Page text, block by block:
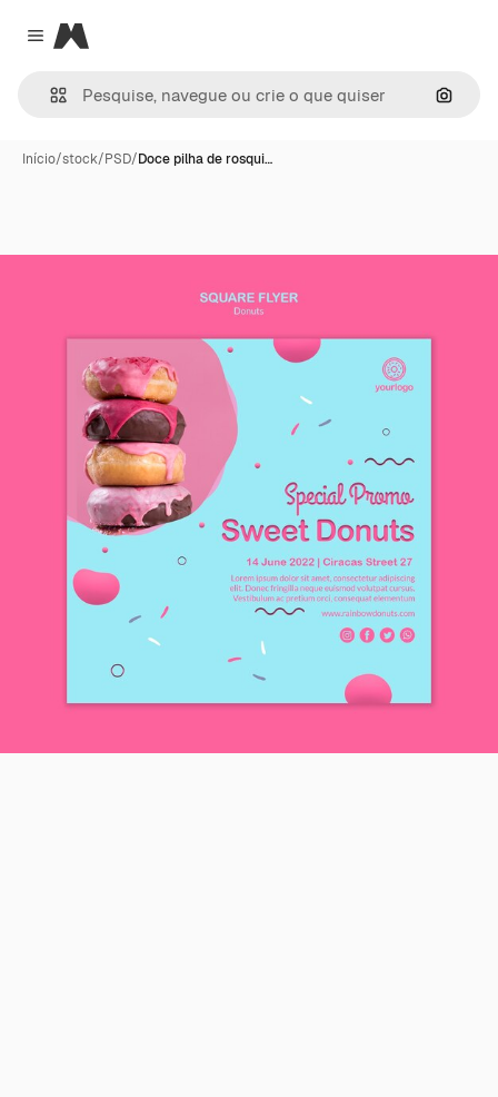
Close menu
Magnific
Início/stock/PSD/Doce pilha de rosqui…